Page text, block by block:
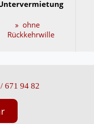
ohne
Rückkehrwille
671 94 82